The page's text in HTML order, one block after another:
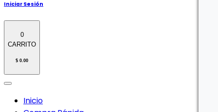
Iniciar Sesión
0
CARRITO
$ 0.00
Inicio